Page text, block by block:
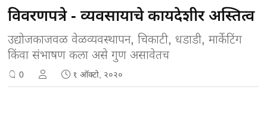
विवरणपत्रे - व्यवसायाचे कायदेशीर अस्तित्व
उद्योजकाजवळ वेळव्यवस्थापन, चिकाटी, धडाडी, मार्केटिंग
किंवा संभाषण कला असे गुण असावेतच
0 १ ऑक्टो, २०२०